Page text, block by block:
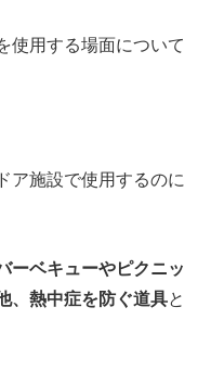
使用する場面について
ア施設で使用するのに
ーベキューやピクニッ
、熱中症を防ぐ道具と